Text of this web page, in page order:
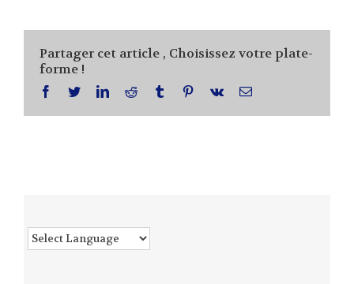
Partager cet article , Choisissez votre plate-
forme !
facebook
twitterlinkedinreddit tumblr pinterest
vk Email